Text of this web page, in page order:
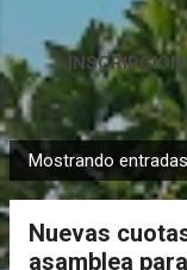
INSCRIPCIÓN
CONTACTO
E
n
Mostrando
Nuevas
asamblea